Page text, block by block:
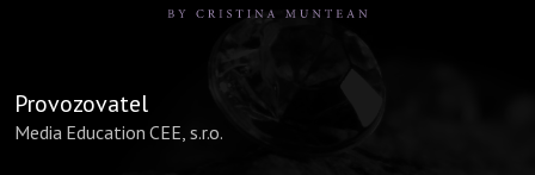
Provozovatel
Media Education CEE, s.r.o.